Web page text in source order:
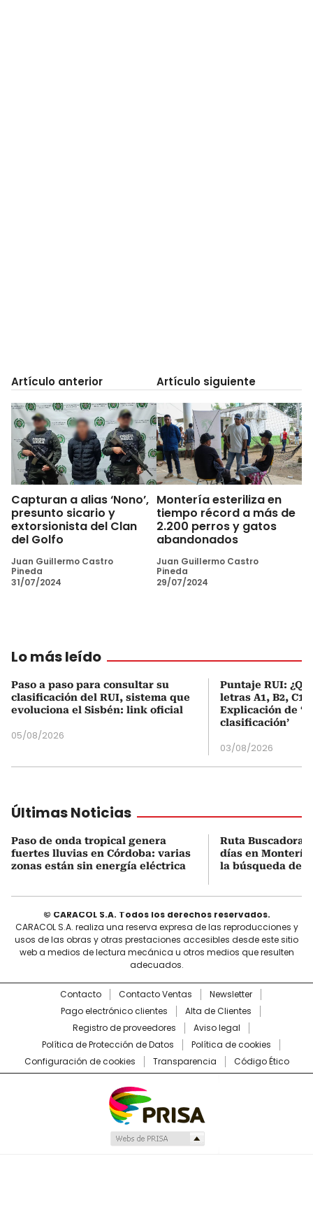
Artículo anterior
Capturan a alias ‘Nono’,
presunto sicario y
extorsionista del Clan
del Golfo
Juan Guillermo Castro
Pineda
31/07/2024
Artículo siguiente
Montería esteriliza en
tiempo récord a más de
2.200 perros y gatos
abandonados
Juan Guillermo Castro
Pineda
29/07/2024
Lo más leído
Paso a paso para consultar su
clasificación del RUI, sistema que
evoluciona el Sisbén: link oficial
05/08/2026
Puntaje RUI:
letras A1, B2, C1
Explicación de
clasificación’
03/08/2026
Últimas Noticias
Paso de onda tropical genera
fuertes lluvias en Córdoba: varias
zonas están sin energía eléctrica
Ruta Buscadora
días en
la búsqueda de
© CARACOL S.A. Todos los derechos reservados.
CARACOL S.A. realiza una reserva expresa de las reproducciones y
usos de las obras y otras prestaciones accesibles desde este sitio
web a medios de lectura mecánica u otros medios que resulten
adecuados.
Contacto Contacto Ventas
Newsletter
Pago electrónico clientes
Alta de Clientes
Registro de proveedores
Aviso legal
Política de Protección de Datos
Política de cookies
Configuración de cookies
Transparencia Código Ético